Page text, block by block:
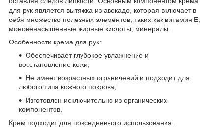
для рук является вытяжка из авокадо, которая включает в
себя множество полезных элементов, таких как витамин Е,
мононенасыщенные жирные кислоты, минералы.
Особенности крема для рук:
Обеспечивает глубокое увлажнение и
восстановление кожи;
Не имеет возрастных ограничений и подходит для
любого типа кожного покрова;
Изготовлен исключительно из органических
компонентов.
Крем подходит для повседневного использования.